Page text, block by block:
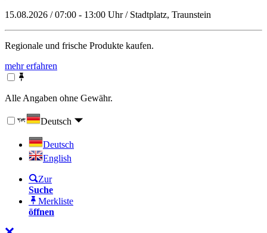
15.08.2026 / 07:00 - 13:00 Uhr / Stadtplatz, Traunstein
Regionale und frische Produkte kaufen.
mehr erfahren
Alle Angaben ohne Gewähr.
Deutsch
Deutsch
English
Zur
Suche
Merkliste
öffnen